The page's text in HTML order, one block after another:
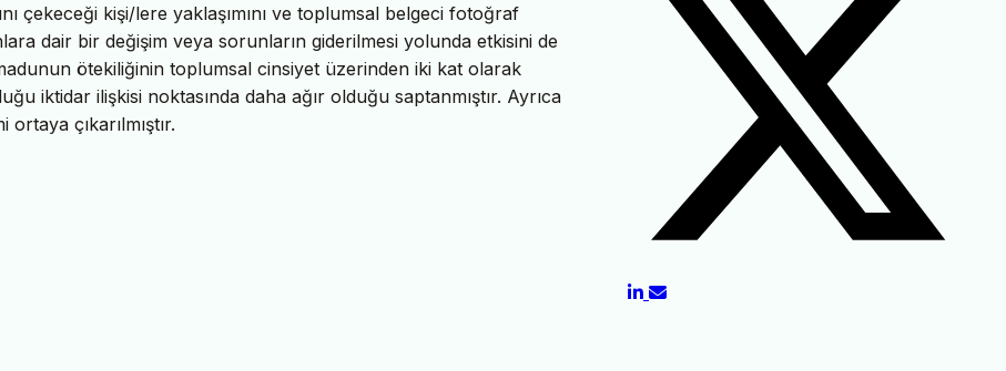
çekeceği kişi/lere yaklaşımını ve toplumsal belgeci fotoğraf
dair bir değişim veya sorunların giderilmesi yolunda etkisini de
ötekiliğinin toplumsal cinsiyet üzerinden iki kat olarak
iktidar ilişkisi noktasında daha ağır olduğu saptanmıştır. Ayrıca
çıkarılmıştır.